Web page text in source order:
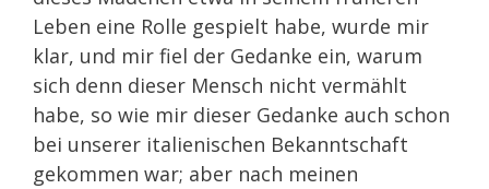
Leben eine Rolle gespielt habe, wurde mir
klar, und mir fiel der Gedanke ein, warum
sich denn dieser Mensch nicht vermählt
habe, so wie mir dieser Gedanke auch schon
bei unserer italienischen Bekanntschaft
gekommen war; aber nach meinen